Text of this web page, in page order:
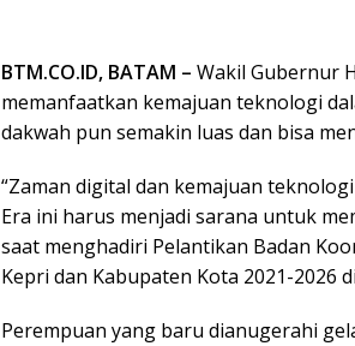
BTM.CO.ID, BATAM – Wakil Gubernur
memanfaatkan kemajuan teknologi
dakwah pun semakin luas dan bisa
“Zaman digital dan kemajuan
Era ini harus menjadi sarana untuk
saat menghadiri Pelantikan Badan
Kepri dan Kabupaten Kota 2021-2026
Perempuan yang baru dianugerahi